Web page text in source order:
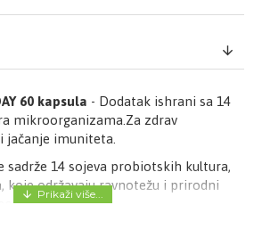
60 kapsula - Dodatak ishrani sa 14
mikroorganizama.​Za zdrav
jačanje imuniteta.
sadrže 14 sojeva probiotskih kultura,
koje održavaju ravnotežu i prirodni
sistema.